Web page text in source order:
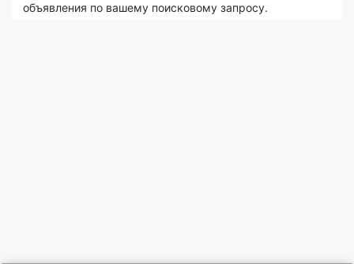
объявления по вашему поисковому запросу.